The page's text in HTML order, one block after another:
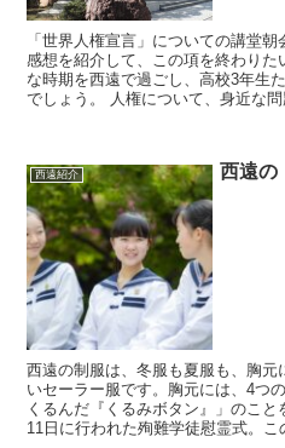
「世界人権宣言」についての講堂
感想を紹介して、この項を終わり
な時期を西遠で過ごし、高校3年生
でしょう。 人権について、身近な
西遠紹介 西遠の
西遠の制服は、冬服も夏服も、胸
いセーラー服です。胸元には、4つ
くるんだ『くるみボタン』」のこ
11日に行われた殉難学徒慰霊式。こ